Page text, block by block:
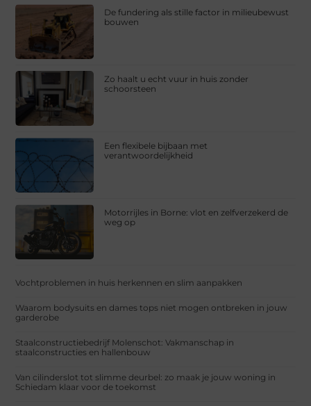
De fundering als stille factor in milieubewust
bouwen
Zo haalt u echt vuur in huis zonder
schoorsteen
Een flexibele bijbaan met
verantwoordelijkheid
Motorrijles in Borne: vlot en zelfverzekerd de
weg op
Vochtproblemen in huis herkennen en slim aanpakken
Waarom bodysuits en dames tops niet mogen ontbreken in jouw
garderobe
Staalconstructiebedrijf Molenschot: Vakmanschap in
staalconstructies en hallenbouw
Van cilinderslot tot slimme deurbel: zo maak je jouw woning in
Schiedam klaar voor de toekomst